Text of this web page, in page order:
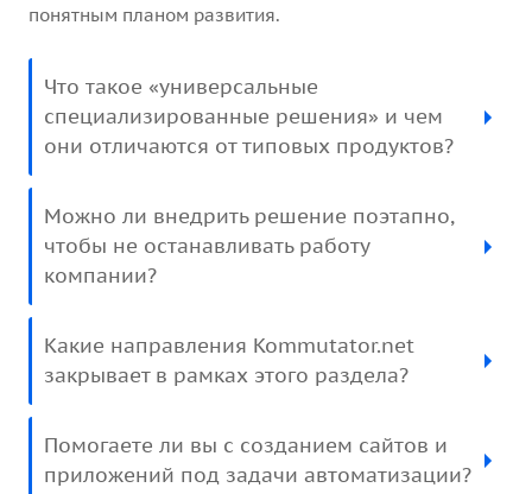
понятным планом развития.
Что такое «универсальные
специализированные решения» и чем
они отличаются от типовых продуктов?
Можно ли внедрить решение поэтапно,
чтобы не останавливать работу
компании?
Какие направления Kommutator.net
закрывает в рамках этого раздела?
Помогаете ли вы с созданием сайтов и
приложений под задачи автоматизации?